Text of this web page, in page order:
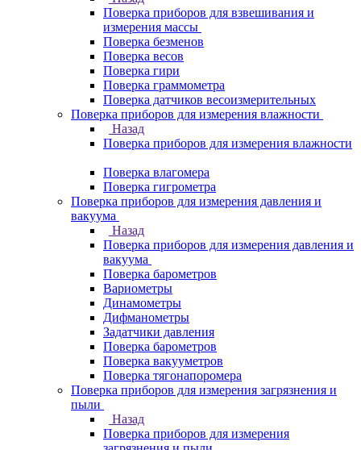
Поверка приборов для взвешивания и
измерения массы
Поверка безменов
Поверка весов
Поверка гири
Поверка граммометра
Поверка датчиков весоизмерительных
Поверка приборов для измерения влажности
Назад
Поверка приборов для измерения влажности
Поверка влагомера
Поверка гигрометра
Поверка приборов для измерения давления и
вакуума
Назад
Поверка приборов для измерения давления и
вакуума
Поверка барометров
Вариометры
Динамометры
Дифманометры
Задатчики давления
Поверка барометров
Поверка вакууметров
Поверка тягонапоромера
Поверка приборов для измерения загрязнения и
пыли
Назад
Поверка приборов для измерения